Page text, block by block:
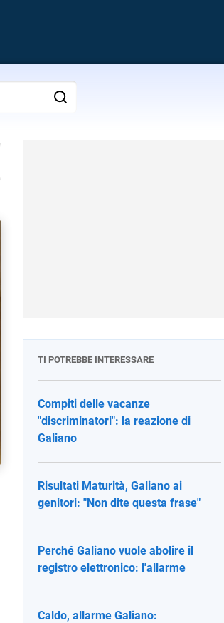
TI POTREBBE INTERESSARE
Compiti delle vacanze
"discriminatori": la reazione di
Galiano
Risultati Maturità, Galiano ai
genitori: "Non dite questa frase"
Perché Galiano vuole abolire il
registro elettronico: l'allarme
Caldo, allarme Galiano: